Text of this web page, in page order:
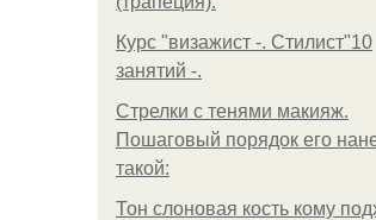
Курс "визажист -. Стилист"10
занятий -.
Стрелки с тенями макияж.
Пошаговый порядок его
такой:
Тон слоновая кость кому